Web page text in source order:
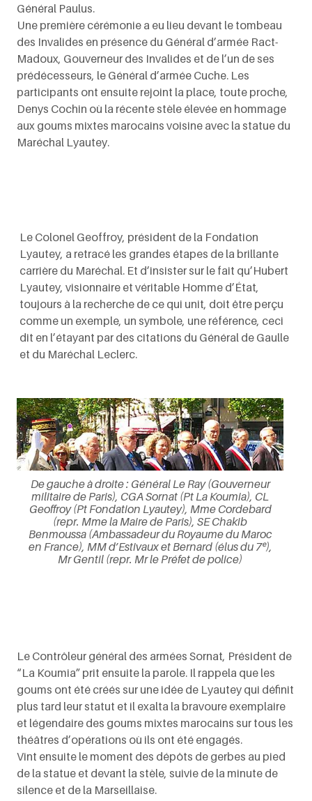
Général Paulus.
Une première cérémonie a eu lieu devant le tombeau
des Invalides en présence du Général d’armée Ract-
Madoux, Gouverneur des Invalides et de l’un de ses
prédécesseurs, le Général d’armée Cuche. Les
participants ont ensuite rejoint la place, toute proche,
Denys Cochin où la récente stèle élevée en hommage
aux goums mixtes marocains voisine avec la statue du
Maréchal Lyautey.
Le Colonel Geoffroy, président de la Fondation
Lyautey, a retracé les grandes étapes de la brillante
carrière du Maréchal. Et d’insister sur le fait qu’Hubert
Lyautey, visionnaire et véritable Homme d’État,
toujours à la recherche de ce qui unit, doit être perçu
comme un exemple, un symbole, une référence, ceci
dit en l’étayant par des citations du Général de Gaulle
et du Maréchal Leclerc.
De gauche à droite : Général Le Ray (Gouverneur
militaire de Paris), CGA Sornat (Pt La Koumia), CL
Geoffroy (Pt Fondation Lyautey), Mme Cordebard
(repr. Mme la Maire de Paris), SE Chakib
Benmoussa (Ambassadeur du Royaume du Maroc
en France), MM d’Estivaux et Bernard (élus du 7ᵉ),
Mr Gentil (repr. Mr le Préfet de police)
Le Contrôleur général des armées Sornat, Président de
“La Koumia” prit ensuite la parole. Il rappela que les
goums ont été créés sur une idée de Lyautey qui définit
plus tard leur statut et il exalta la bravoure exemplaire
et légendaire des goums mixtes marocains sur tous les
théâtres d’opérations où ils ont été engagés.
Vint ensuite le moment des dépôts de gerbes au pied
de la statue et devant la stèle, suivie de la minute de
silence et de la Marseillaise.